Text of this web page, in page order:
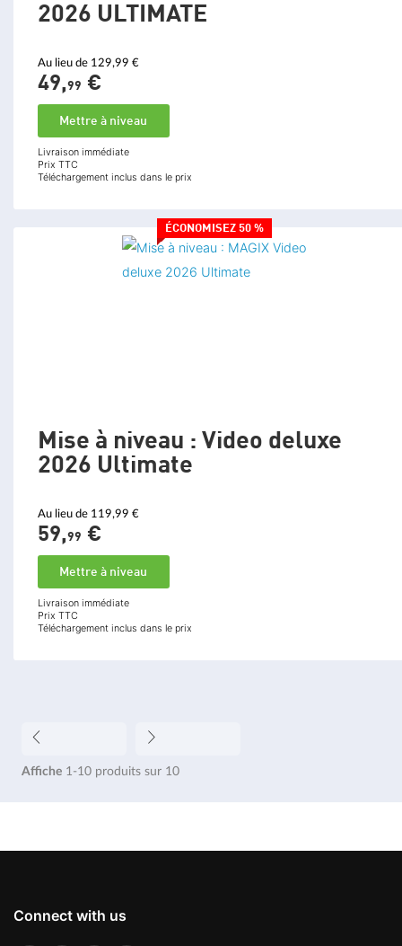
ÉCONOMISEZ 50 %
Mise à niveau : Video deluxe
2026 Ultimate
Au lieu de 119,99 €
59,99 €
Mettre à niveau
Livraison immédiate
Prix TTC
Téléchargement inclus dans le prix
2026 ULTIMATE
Au lieu de 129,99 €
49,99 €
Mettre à niveau
Livraison immédiate
Prix TTC
Téléchargement inclus dans le prix
Affiche 1-10 produits sur 10
Connect with us